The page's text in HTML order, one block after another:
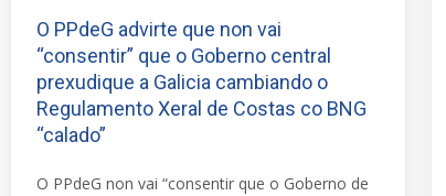
O PPdeG advirte que non vai
“consentir” que o Goberno central
prexudique a Galicia cambiando o
Regulamento Xeral de Costas co BNG
“calado”
O PPdeG non vai “consentir que o Goberno de